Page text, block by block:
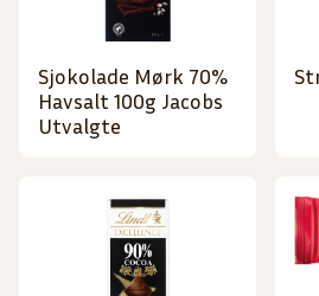
Sjokolade Mørk 70%
Havsalt 100g Jacobs
Utvalgte